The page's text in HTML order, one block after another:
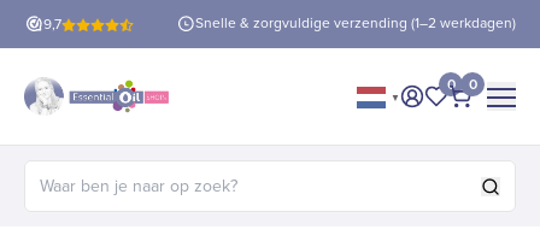
9,7
verzendingvanaf €60! Snelle & zorgvuldige verzending (1–2 werkdagen)
▼ Mijn account
Mijn
0 0
Zoeken naar: